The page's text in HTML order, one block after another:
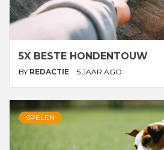
5X BESTE HONDENTOUW
BY REDACTIE 5 JAAR AGO
SPELEN